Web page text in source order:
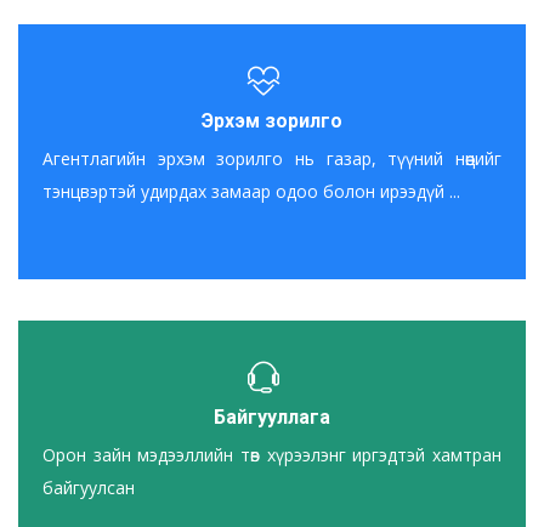
Эрхэм зорилго
Агентлагийн эрхэм зорилго нь газар, түүний нөөцийг
тэнцвэртэй удирдах замаар одоо болон ирээдүй ...
Байгууллага
Орон зайн мэдээллийн төв хүрээлэнг иргэдтэй хамтран
байгуулсан